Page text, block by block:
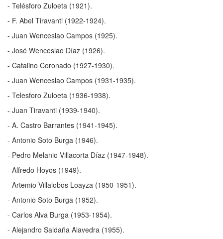
- Telésforo Zuloeta (1921).
- F. Abel Tiravanti (1922-1924).
- Juan Wenceslao Campos (1925).
- José Wenceslao Díaz (1926).
- Catalino Coronado (1927-1930).
- Juan Wenceslao Campos (1931-1935).
- Telesforo Zuloeta (1936-1938).
- Juan Tiravanti (1939-1940).
- A. Castro Barrantes (1941-1945).
- Antonio Soto Burga (1946).
- Pedro Melanio Villacorta Díaz (1947-1948).
- Alfredo Hoyos (1949).
- Artemio Villalobos Loayza (1950-1951).
- Antonio Soto Burga (1952).
- Carlos Alva Burga (1953-1954).
- Alejandro Saldaña Alavedra (1955).